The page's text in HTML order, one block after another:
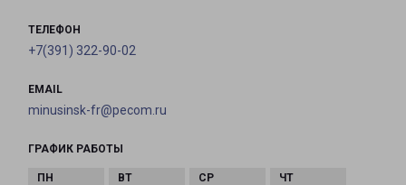
ТЕЛЕФОН
+7(391) 322-90-02
EMAIL
minusinsk-fr@pecom.ru
ГРАФИК РАБОТЫ